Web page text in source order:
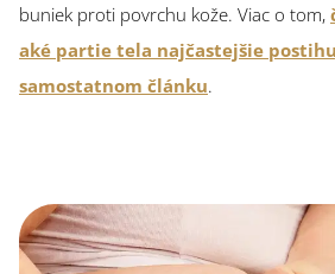
buniek proti povrchu kože. Viac o tom,
aké partie tela najčastejšie
samostatnom článku.